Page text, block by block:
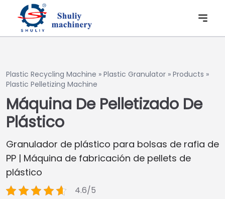
Plastic Recycling Machine » Plastic Granulator » Products »
Plastic Pelletizing Machine
Máquina De Pelletizado De
Plástico
Granulador de plástico para bolsas de rafia de
PP | Máquina de fabricación de pellets de
plástico
4.6/5